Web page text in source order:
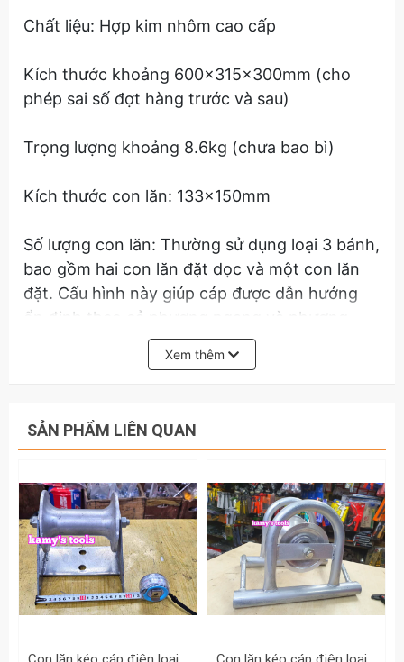
Chất liệu: Hợp kim nhôm cao cấp
Kích thước khoảng 600x315x300mm (cho
phép sai số đợt hàng trước và sau)
Trọng lượng khoảng 8.6kg (chưa bao bì)
Kích thước con lăn: 133x150mm
Số lượng con lăn: Thường sử dụng loại 3 bánh,
bao gồm hai con lăn đặt dọc và một con lăn
đặt. Cấu hình này giúp cáp được dẫn hướng
ổn định theo cả phương ngang và phương
đứng, ôm sát góc cua.
Giảm ma sát tối đa: Đây là vai trò quan trọng
cua, ma sát giữa cáp và thành cống/rãnh là rất
lớn. Con lăn góc giúp cáp trượt trên bề mặt
trơn tru của con lăn thay vì bị kéo lê, làm giảm
lực kéo cần thiết đáng kể.
Bảo vệ vỏ cáp: Ngăn không cho vỏ cáp tiếp
ga, cống ngầm hoặc rãnh cáp, từ đó tránh
Xem thêm
SẢN PHẨM LIÊN QUAN